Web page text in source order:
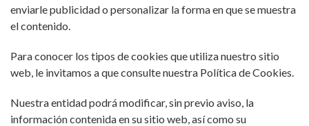
enviarle publicidad o personalizar la forma en que se muestra
el contenido.
Para conocer los tipos de cookies que utiliza nuestro sitio
web, le invitamos a que consulte nuestra Política de Cookies.
Nuestra entidad podrá modificar, sin previo aviso, la
información contenida en su sitio web, así como su